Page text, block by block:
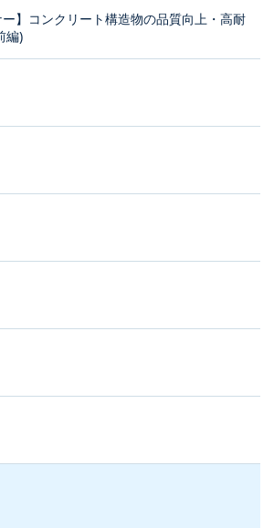
ー】コンクリート構造物の品質向上・高耐
編)